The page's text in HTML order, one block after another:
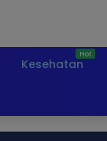
Kesehatan